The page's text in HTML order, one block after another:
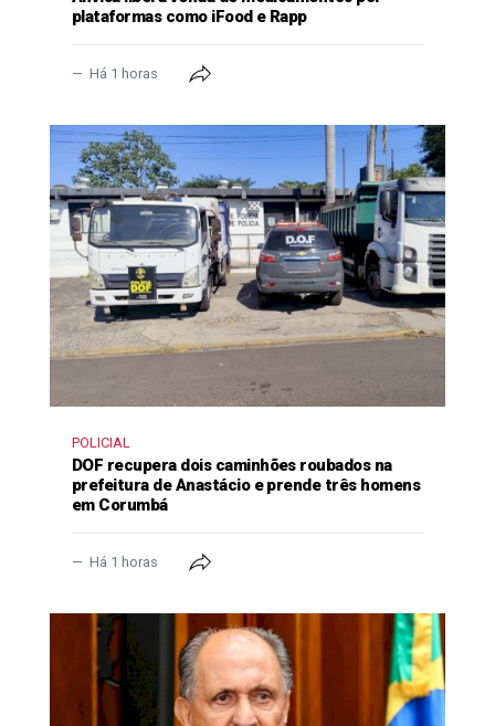
plataformas como iFood e Rapp
Há 1 horas
POLICIAL
DOF recupera dois caminhões roubados na
prefeitura de Anastácio e prende três homens
em Corumbá
Há 1 horas